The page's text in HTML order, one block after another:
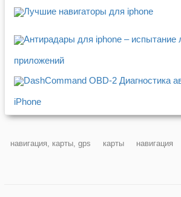
Лучшие навигаторы для iphone
Антирадары для iphone – испытание
приложений
DashCommand OBD-2 Диагностика
iPhone
навигация, карты, gps карты навигация